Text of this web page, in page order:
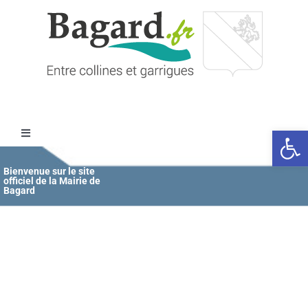
Ouvrir
Toggle
Navigation
Accueil
Bienvenue sur le site
officiel de la Mairie de
Bagard